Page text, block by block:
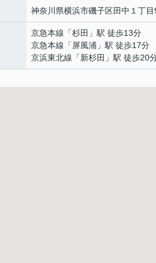
神奈川県横浜市磯子区田中 １丁
京急本線 「杉田 」駅 徒歩13分
京急本線 「 屏風浦 」駅 徒歩17分
京浜東北線 「新杉田 」駅 徒歩20